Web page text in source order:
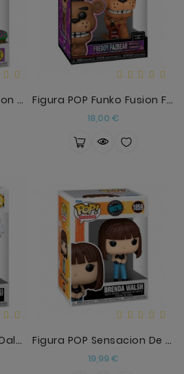
Figura POP Kpop Demon Hunters Derpy With Sussie Gl Figura POP Funko Fusion Five Nights At Freddys Fre
18,00 €Precio
Figura POP Disney 101 Dalmatas Cruella De Vil (199 Figura POP Sensacion De Vivir Brenda Walsh
19,99 €Precio